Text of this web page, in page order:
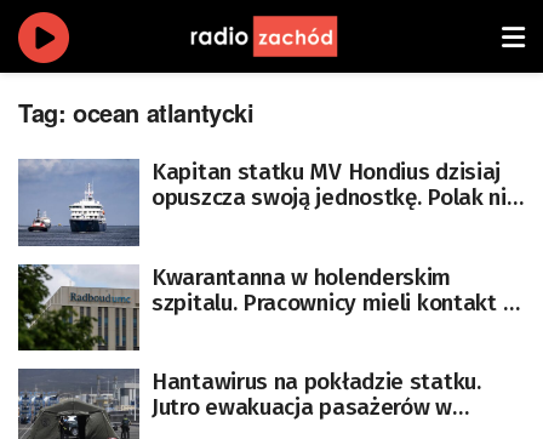
Tag: ocean atlantycki
Kapitan statku MV Hondius dzisiaj
opuszcza swoją jednostkę. Polak nie
Kwarantanna w holenderskim
szpitalu. Pracownicy mieli kontakt z
Hantawirus na pokładzie statku.
Jutro ewakuacja pasażerów w